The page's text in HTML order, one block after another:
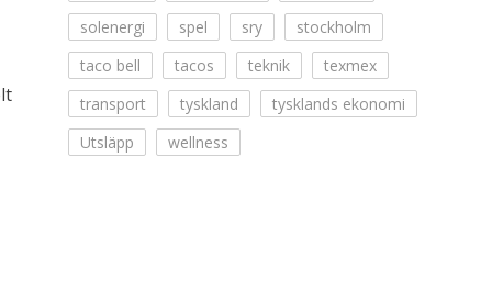
solenergi
spel sry
stockholm
taco bell
tacos teknik
texmex
transport
tyskland
tysklands ekonomi
Utsläpp
wellness